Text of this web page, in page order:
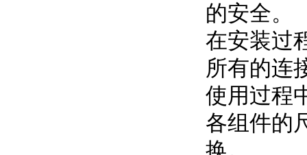
的安全。
在安装过
所有的连
使用过程
各组件的